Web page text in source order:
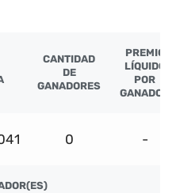
CANTIDAD
DE
GANADORES
PREMIO
LÍQUIDO
POR
GANADOR
0 -